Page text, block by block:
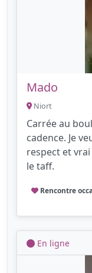
Mado
Niort
Carrée au
cadence. Je
respect et
le taff.
Rencontre
En ligne